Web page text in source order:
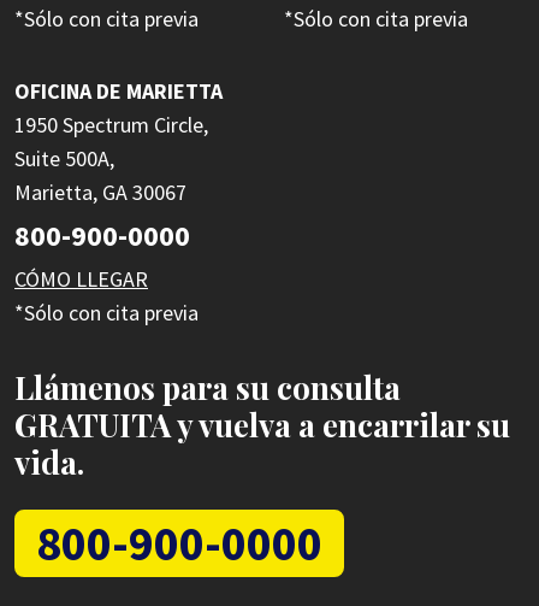
*Sólo con cita previa
*Sólo con cita previa
OFICINA DE MARIETTA
1950 Spectrum Circle,
Suite 500A,
Marietta, GA 30067
800-900-0000
CÓMO LLEGAR
*Sólo con cita previa
Llámenos para su consulta
GRATUITA y vuelva a encarrilar su
vida.
800-900-0000